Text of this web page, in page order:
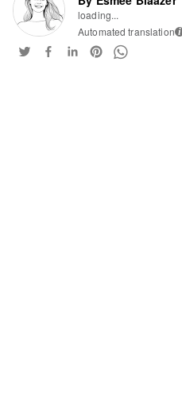
loading...
Automated translation i